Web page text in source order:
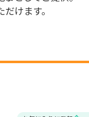
けます。